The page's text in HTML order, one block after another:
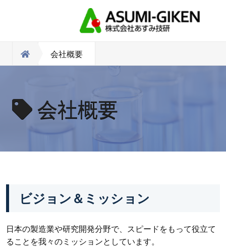
会社概要
会社概要
ビジョン＆ミッション
日本の製造業や研究開発分野で、スピードをもって役立て
ることを我々のミッションとしています。